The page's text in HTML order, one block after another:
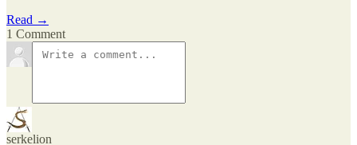
Read →
1 Comment
serkelion